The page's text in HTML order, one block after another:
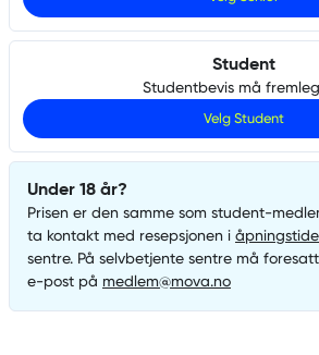
Student
Studentbevis må
Velg Student
Under 18 år?
Prisen er den samme som student-
ta kontakt med resepsjonen i
sentre. På selvbetjente sentre må
e-post på medlem@mova.no